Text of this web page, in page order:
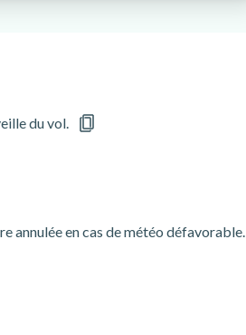
du vol.
annulée en cas de météo défavorable.